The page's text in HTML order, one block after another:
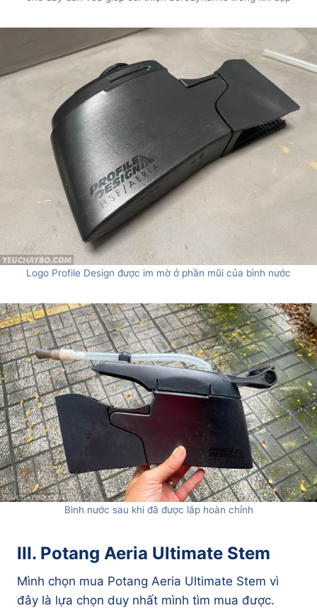
Logo Profile Design được im mờ ở phần mũi của bình nước
Bình nước sau khi đã được lắp hoàn chỉnh
III. Potang Aeria Ultimate Stem
Mình chọn mua Potang Aeria Ultimate Stem vì
đây là lựa chọn duy nhất mình tìm mua được.